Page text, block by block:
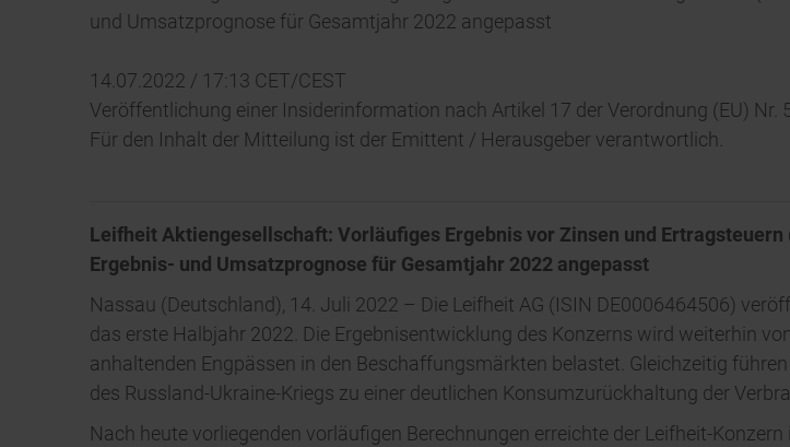
und Umsatzprognose für Gesamtjahr 2022 angepasst
14.07.2022 / 17:13 CET/CEST
Veröffentlichung einer Insiderinformation nach Artikel 17 der Verordnung (EU) Nr.
Für den Inhalt der Mitteilung ist der Emittent / Herausgeber verantwortlich.
Leifheit Aktiengesellschaft: Vorläufiges Ergebnis vor Zinsen und
Ergebnis- und Umsatzprognose für Gesamtjahr 2022 angepasst
Nassau (Deutschland), 14. Juli 2022 – Die Leifheit AG (ISIN DE0006464506)
das erste Halbjahr 2022. Die Ergebnisentwicklung des Konzerns wird weiterhin
anhaltenden Engpässen in den Beschaffungsmärkten belastet. Gleichzeitig
des Russland-Ukraine-Kriegs zu einer deutlichen Konsumzurückhaltung der
Nach heute vorliegenden vorläufigen Berechnungen erreichte der Leifheit-